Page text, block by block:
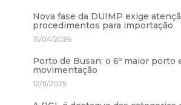
Nova fase da DUIMP exige
procedimentos para importação
16/04/2026
Porto de Busan: o 6º maior porto
movimentação
12/11/2025